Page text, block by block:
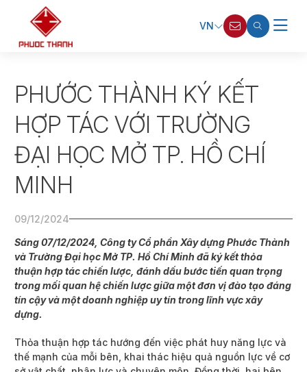
VN
PHƯỚC THÀNH KÝ KẾT
HỢP TÁC VỚI TRƯỜNG
ĐẠI HỌC MỞ TP. HỒ CHÍ
MINH
09/12/2024
Sáng 07/12/2024, Công ty Cổ phần Xây dựng Phước Thành
và Trường Đại học Mở TP. Hồ Chí Minh đã ký kết thỏa
thuận hợp tác chiến lược, đánh dấu bước tiến quan trọng
trong mối quan hệ chiến lược giữa một đơn vị đào tạo đáng
tín cậy và một doanh nghiệp uy tín trong lĩnh vực xây
dựng.
Thỏa thuận hợp tác hướng đến việc phát huy năng lực và
thế mạnh của mỗi bên, khai thác hiệu quả nguồn lực về cơ